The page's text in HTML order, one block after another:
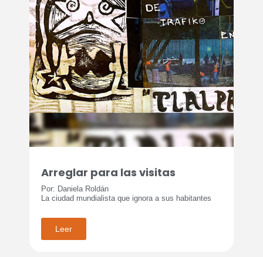
Arreglar para las visitas
Por: Daniela Roldán
La ciudad mundialista que ignora a sus habitantes
Leer